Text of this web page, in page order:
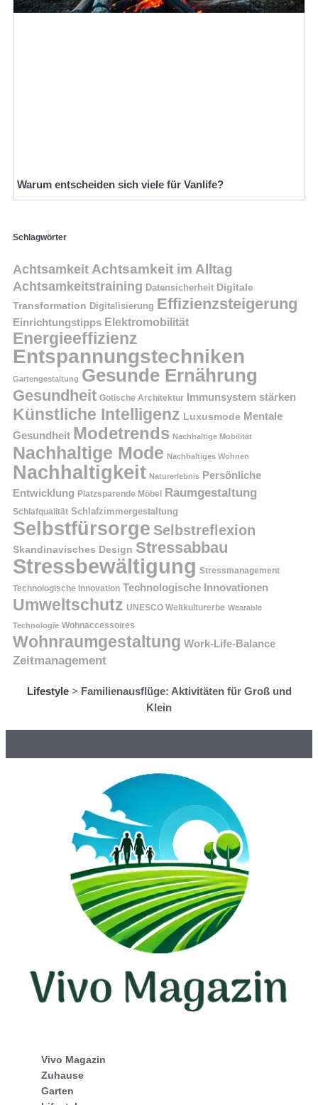
Warum entscheiden sich viele für Vanlife?
Schlagwörter
Achtsamkeit Achtsamkeit im Alltag
Achtsamkeitstraining Datensicherheit Digitale
Transformation Digitalisierung Effizienzsteigerung
Einrichtungstipps Elektromobilität
Energieeffizienz
Entspannungstechniken
Gartengestaltung Gesunde Ernährung
Gesundheit Gotische Architektur Immunsystem stärken
Künstliche Intelligenz Luxusmode Mentale
Gesundheit Modetrends Nachhaltige Mobilität
Nachhaltige Mode Nachhaltiges Wohnen
Nachhaltigkeit Naturerlebnis Persönliche
Entwicklung Platzsparende Möbel Raumgestaltung
Schlafqualität Schlafzimmergestaltung
Selbstfürsorge Selbstreflexion
Skandinavisches Design Stressabbau
Stressbewältigung Stressmanagement
Technologische Innovation Technologische Innovationen
Umweltschutz UNESCO Weltkulturerbe Wearable
Technologie Wohnaccessoires
Wohnraumgestaltung Work-Life-Balance
Zeitmanagement
Lifestyle> Familienausflüge: Aktivitäten für Groß und
Klein
Vivo Magazin
Zuhause
Garten